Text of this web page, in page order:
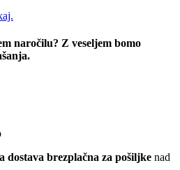
naročilu? Z veseljem bomo
dostava brezplačna za pošiljke nad